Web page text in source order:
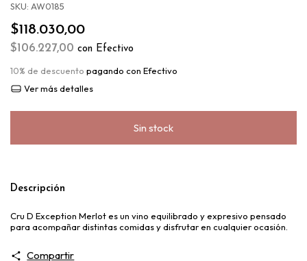
SKU: AW0185
$118.030,00
$106.227,00 con Efectivo
10% de descuento pagando con Efectivo
Ver más detalles
Descripción
Cru D Exception Merlot es un vino equilibrado y expresivo pensado
para acompañar distintas comidas y disfrutar en cualquier ocasión.
Compartir